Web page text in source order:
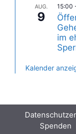
AUG.
9
15:00
im
Kalender
Spenden